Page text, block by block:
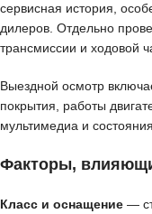
сервисная история,
дилеров. Отдельно
трансмиссии и ходовой
Выездной осмотр
покрытия, работы
мультимедиа и
Факторы,
Класс и оснащение —